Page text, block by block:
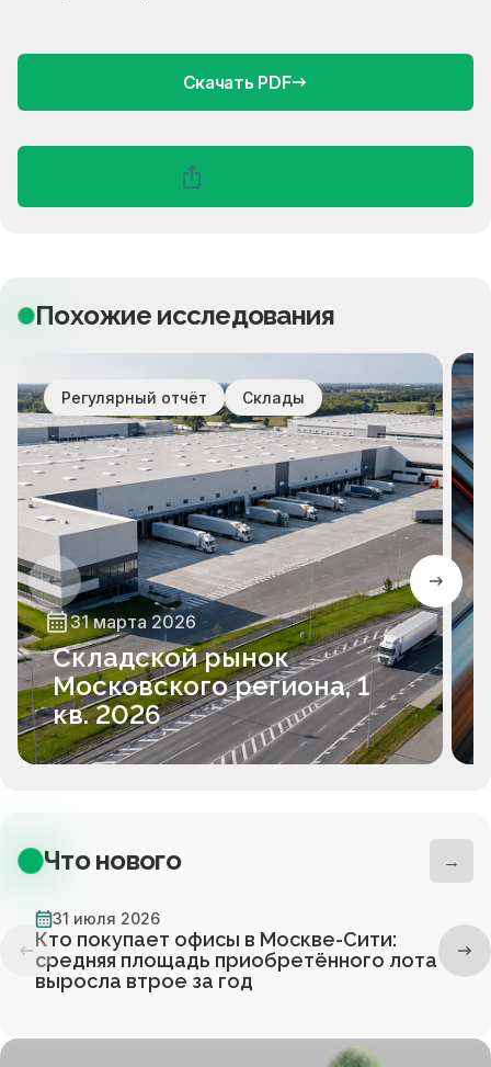
Скачать PDF
Похожие исследования
Регулярный отчёт Склады
31 марта 2026
Складской рынок
Московского региона, 1
кв. 2026
Что нового →
31 июля 2026
Кто покупает офисы в Москве-Сити:
средняя площадь приобретённого лота
выросла втрое за год